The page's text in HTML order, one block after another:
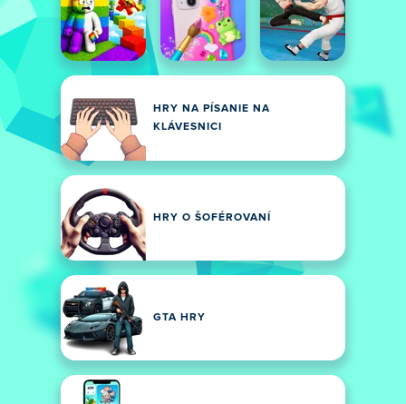
HRY NA PÍSANIE NA
KLÁVESNICI
HRY O ŠOFÉROVANÍ
GTA HRY